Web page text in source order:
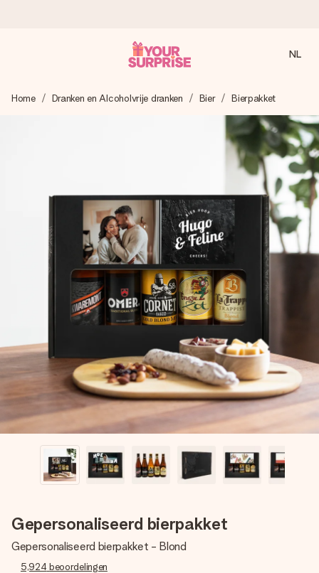
We maken jouw cadeau met zorg en zorgen dat het
razendsnel onderweg is - zodat jij kunt geven op precies
het juiste moment, wanneer het het meeste betekent.
4,8 (gebaseerd op +8.000 reviews)
Onze cadeaus worden gewaardeerd. Klanten beoordelen
ons met een 4,7 op Google Reviews
Gratis wenskaartje
Je maakt in een paar stappen iets unieks – met haar naam,
jullie foto of een boodschap die raakt. Zonder gedoe, maar
met alle aandacht voor het moment.
NL
Home Dranken en Alcoholvrije dranken Bier Bierpakket
Gepersonaliseerd bierpakket
Gepersonaliseerd bierpakket - Blond
5,924 beoordelingen